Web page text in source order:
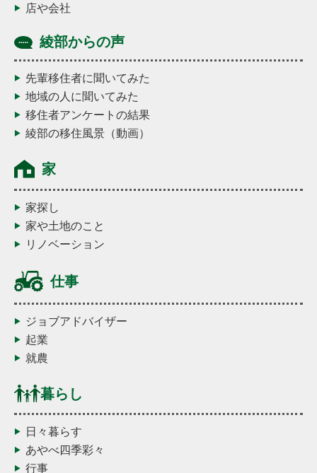
店や会社
綾部からの声
先輩移住者に聞いてみた
地域の人に聞いてみた
移住者アンケートの結果
綾部の移住風景（動画）
家
家探し
家や土地のこと
リノベーション
仕事
ジョブアドバイザー
起業
就農
暮らし
日々暮らす
あやべ四季彩々
行事